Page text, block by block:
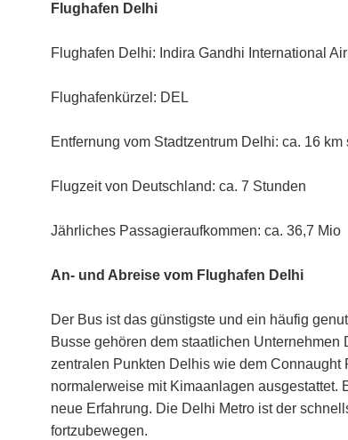
Flughafen Delhi
Flughafen Delhi: Indira Gandhi International
Flughafenkürzel: DEL
Entfernung vom Stadtzentrum Delhi: ca. 16 km
Flugzeit von Deutschland: ca. 7 Stunden
Jährliches Passagieraufkommen: ca. 36,7 Mio
An- und Abreise vom Flughafen Delhi
Der Bus ist das günstigste und ein häufig
Busse gehören dem staatlichen
zentralen Punkten Delhis wie dem
normalerweise mit Kimaanlagen ausgestattet.
neue Erfahrung. Die Delhi Metro ist der
fortzubewegen.